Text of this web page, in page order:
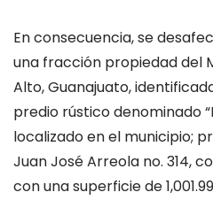
En consecuencia, se
una fracción propiedad del
Alto, Guanajuato,
predio rústico denominado
localizado en el municipio;
Juan José Arreola no. 314,
con una superficie de